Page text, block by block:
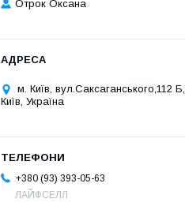
Отрок Оксана
м. Київ, вул.Саксаганського,112 Б,
Київ, Україна
+380 (93) 393-05-63
ЛАЙФСЕЛЛ